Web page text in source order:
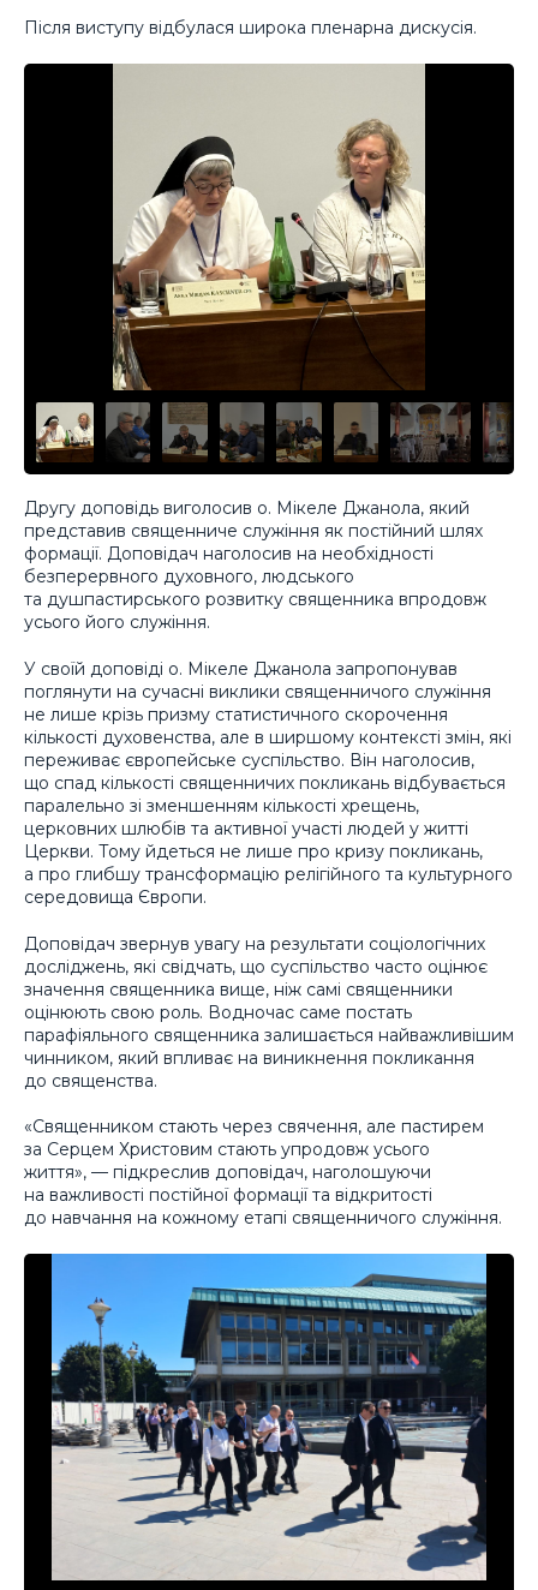
Після виступу відбулася широка пленарна дискусія.
Другу доповідь виголосив о. Мікеле Джанола, який
представив священниче служіння як постійний шлях
формації. Доповідач наголосив на необхідності
безперервного духовного, людського
та душпастирського розвитку священника впродовж
усього його служіння.
У своїй доповіді о. Мікеле Джанола запропонував
поглянути на сучасні виклики священничого служіння
не лише крізь призму статистичного скорочення
кількості духовенства, але в ширшому контексті змін, які
переживає європейське суспільство. Він наголосив,
що спад кількості священничих покликань відбувається
паралельно зі зменшенням кількості хрещень,
церковних шлюбів та активної участі людей у житті
Церкви. Тому йдеться не лише про кризу покликань,
а про глибшу трансформацію релігійного та культурного
середовища Європи.
Доповідач звернув увагу на результати соціологічних
досліджень, які свідчать, що суспільство часто оцінює
значення священника вище, ніж самі священники
оцінюють свою роль. Водночас саме постать
парафіяльного священника залишається найважливішим
чинником, який впливає на виникнення покликання
до священства.
«Священником стають через свячення, але пастирем
за Серцем Христовим стають упродовж усього
життя», — підкреслив доповідач, наголошуючи
на важливості постійної формації та відкритості
до навчання на кожному етапі священничого служіння.